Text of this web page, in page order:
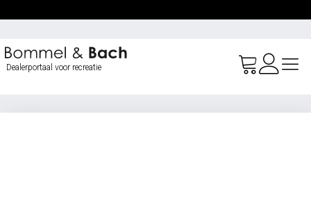
de
inhoud
Dealerportaal voor recreatie